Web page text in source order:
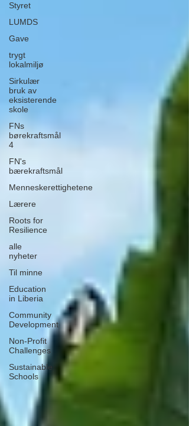
Styret
LUMDS
Gave
trygt
lokalmiljø
Sirkulær
bruk av
eksisterende
skole
FNs
børekraftsmål
4
FN's
bærekraftsmål
Menneskerettighetene
Lærere
Roots for
Resilience
alle
nyheter
Til minne
Education
in Liberia
Community
Development
Non-Profit
Challenges
Sustainable
Schools